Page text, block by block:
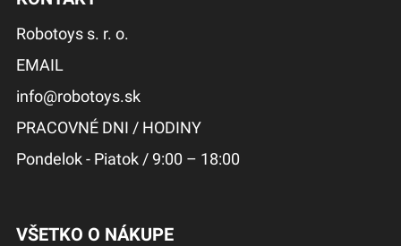
Robotoys s. r. o.
EMAIL
info@robotoys.sk
PRACOVNÉ DNI / HODINY
Pondelok - Piatok / 9:00 – 18:00
VŠETKO O NÁKUPE